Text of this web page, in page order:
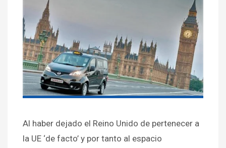
Al haber dejado el Reino Unido de pertenecer a
la UE ‘de facto’ y por tanto al espacio